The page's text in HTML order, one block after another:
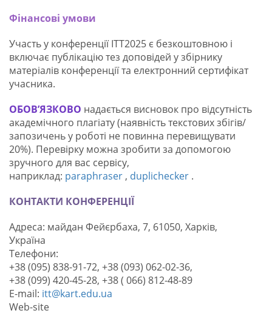
Фінансові умови
Участь у конференції ІТТ2025 є безкоштовною і
включає публікацію тез доповідей у збірнику
матеріалів конференції та електронний сертифікат
учасника.
ОБОВ’ЯЗКОВО надається висновок про відсутність
академічного плагіату (наявність текстових збігів/
запозичень у роботі не повинна перевищувати
20%). Перевірку можна зробити за допомогою
зручного для вас сервісу,
наприклад: paraphraser , duplichecker .
КОНТАКТИ КОНФЕРЕНЦІЇ
Адреса: майдан Фейєрбаха, 7, 61050, Харків,
Україна
Телефони:
+38 (095) 838-91-72, +38 (093) 062-02-36,
+38 (099) 420-45-28, +38 ( 066) 812-48-89
E-mail: itt@kart.edu.ua
Web-site